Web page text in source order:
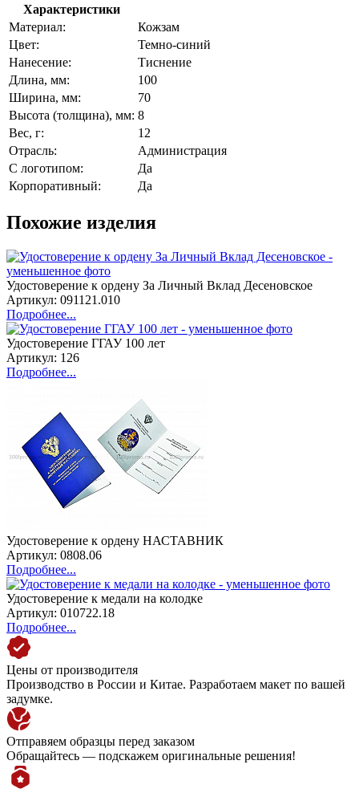
Характеристики
Материал:
Кожзам
Цвет:
Темно-синий
Нанесение:
Тиснение
Длина, мм:
100
Ширина, мм:
70
Высота (толщина), мм: 8
Вес, г:
12
Отрасль:
Администрация
С логотипом:
Да
Корпоративный:
Да
Похожие изделия
Удостоверение к ордену За Личный Вклад Десеновское
Артикул: 091121.010
Подробнее...
Удостоверение ГГАУ 100 лет
Артикул: 126
Подробнее...
Удостоверение к ордену НАСТАВНИК
Артикул: 0808.06
Подробнее...
Удостоверение к медали на колодке
Артикул: 010722.18
Подробнее...
Цены от производителя
Производство в России и Китае. Разработаем макет по вашей
задумке.
Отправяем образцы перед заказом
Обращайтесь — подскажем оригинальные решения!